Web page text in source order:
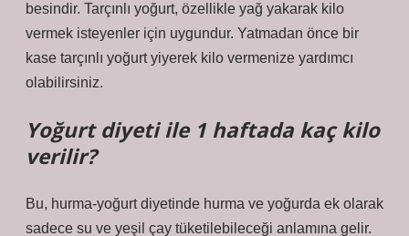
besindir. Tarçınlı yoğurt, özellikle yağ yakarak kilo
vermek isteyenler için uygundur. Yatmadan önce bir
kase tarçınlı yoğurt yiyerek kilo vermenize yardımcı
olabilirsiniz.
Yoğurt diyeti ile 1 haftada kaç kilo
verilir?
Bu, hurma-yoğurt diyetinde hurma ve yoğurda ek olarak
sadece su ve yeşil çay tüketilebileceği anlamına gelir.